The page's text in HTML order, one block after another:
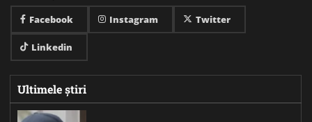
Facebook Instagram Twitter
Linkedin
Ultimele știri